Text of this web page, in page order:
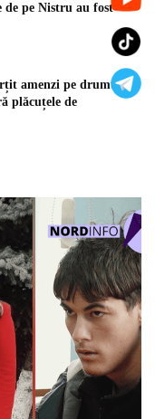
de pe Nistru au fost
amenzi pe drumurile
plăcuțele de